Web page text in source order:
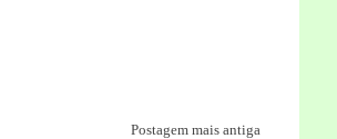
Postagem mais antiga